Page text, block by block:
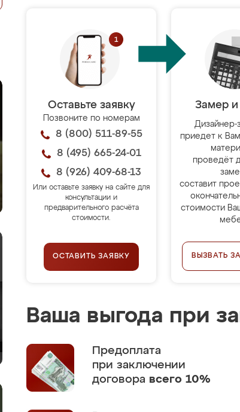
Оставьте заявку
Позвоните по номерам
8 (800) 511-89-55
8 (495) 665-24-01
8 (926) 409-68-13
Или оставьте заявку на сайте для
консультации и
предварительного расчёта
стоимости.
ОСТАВИТЬ ЗАЯВКУ
Замер и
Дизайнер-
приедет к
проведёт
составит
стоимости
ВЫЗВАТЬ
Ваша выгода при
Предоплата
при заключении
договора всего 10%